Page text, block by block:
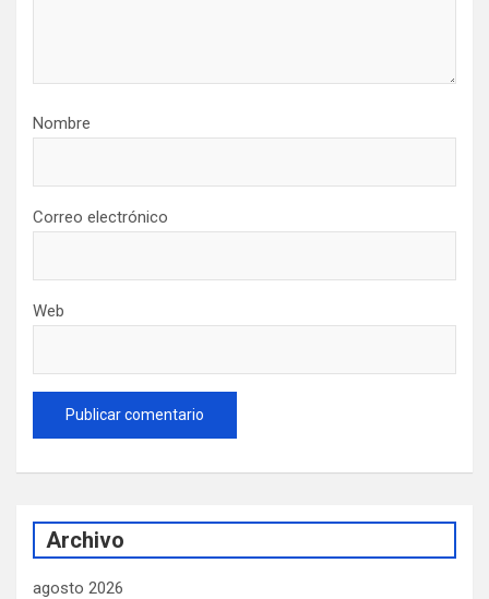
Nombre
Correo electrónico
Web
Archivo
agosto 2026